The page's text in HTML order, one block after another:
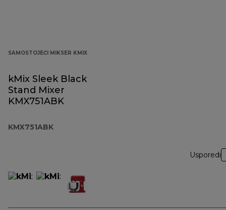
SAMOSTOJEĆI MIKSER KMIX
kMix Sleek Black
Stand Mixer
KMX751ABK
KMX751ABK
Usporedi